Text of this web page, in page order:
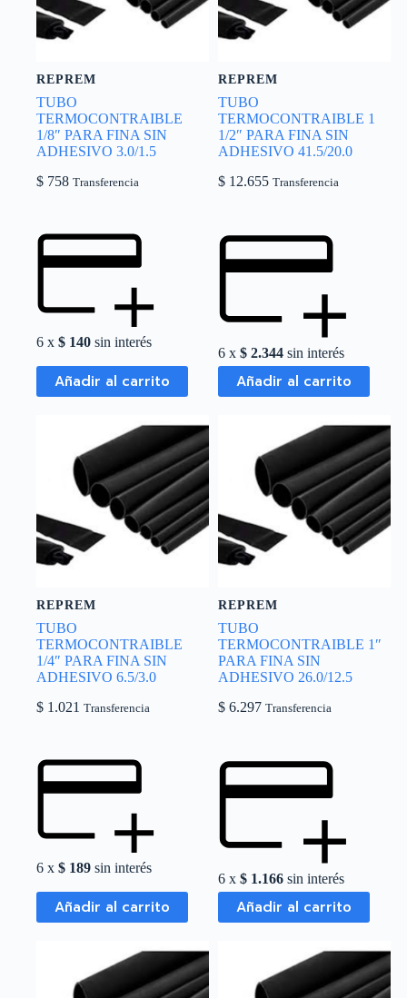
REPREM
TUBO
TERMOCONTRAIBLE
1/8″ PARA FINA SIN
ADHESIVO 3.0/1.5
$ 758 Transferencia
6 x $ 140 sin interés
Añadir al carrito
REPREM
TUBO
TERMOCONTRAIBLE 1
1/2″ PARA FINA SIN
ADHESIVO 41.5/20.0
$ 12.655 Transferencia
6 x$ 2.344 sin interés
Añadir al carrito
REPREM
TUBO
TERMOCONTRAIBLE
1/4″ PARA FINA SIN
ADHESIVO 6.5/3.0
$ 1.021 Transferencia
6 x $ 189 sin interés
Añadir al carrito
REPREM
TUBO
TERMOCONTRAIBLE 1″
PARA FINA SIN
ADHESIVO 26.0/12.5
$ 6.297 Transferencia
6 x$ 1.166 sin interés
Añadir al carrito